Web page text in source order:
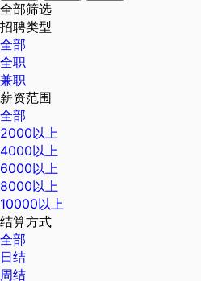
全部筛选
招聘类型
全部
全职
兼职
薪资范围
全部
2000以上
4000以上
6000以上
8000以上
10000以上
结算方式
全部
日结
周结